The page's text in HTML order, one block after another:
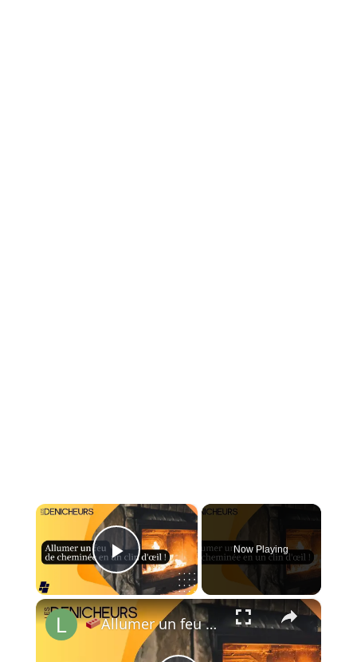
×
Play Video
Now Playing
×
Allumer un feu de cheminée en un clin d'œil : découvrez notre astuce infaillible !